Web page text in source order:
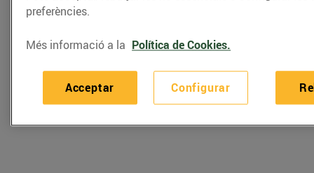
d'aquestes plantes culinàries.
preferències.
Més informació a la Política de Cookies.
Configurar
Acceptar